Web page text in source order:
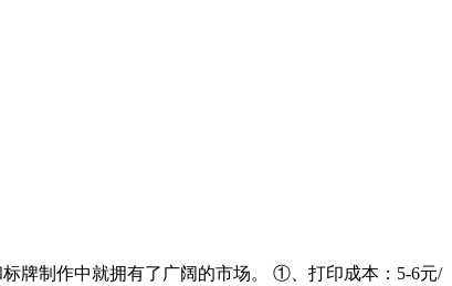
牌制作中就拥有了广阔的市场。 ①、打印成本：5-6元/